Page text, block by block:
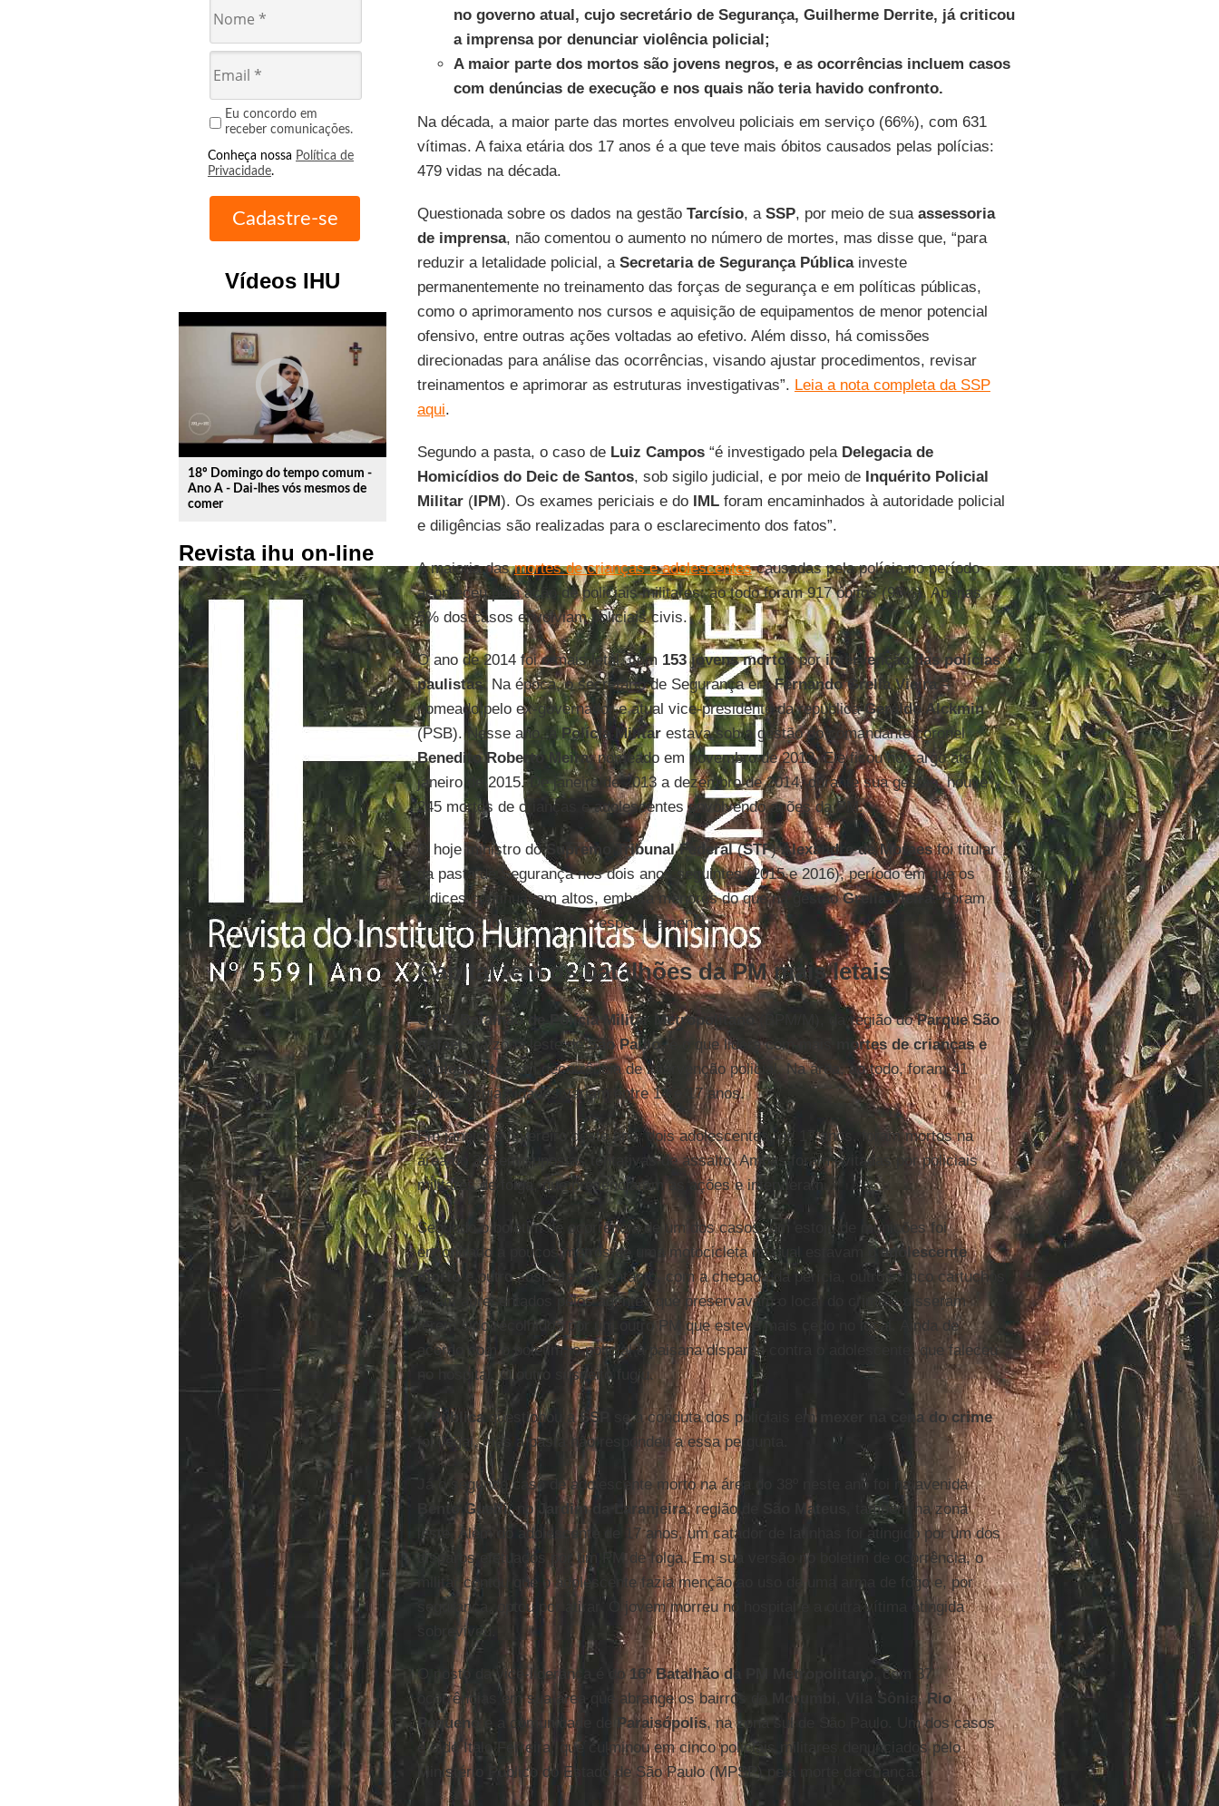
Eu concordo em
receber comunicações.
Conheça nossa Política de
Privacidade.
Vídeos IHU
play_circle_outline
18º Domingo do tempo comum -
Ano A - Dai-lhes vós mesmos de
comer
Revista ihu on-line
no governo atual, cujo secretário de Segurança, Guilherme Derrite, já criticou
a imprensa por denunciar violência policial;
A maior parte dos mortos são jovens negros, e as ocorrências incluem casos
com denúncias de execução e nos quais não teria havido confronto.
Na década, a maior parte das mortes envolveu policiais em serviço (66%), com 631
vítimas. A faixa etária dos 17 anos é a que teve mais óbitos causados pelas polícias:
479 vidas na década.
Questionada sobre os dados na gestão Tarcísio, a SSP, por meio de sua assessoria
de imprensa, não comentou o aumento no número de mortes, mas disse que, “para
reduzir a letalidade policial, a Secretaria de Segurança Públicainveste
permanentemente no treinamento das forças de segurança e em políticas públicas,
como o aprimoramento nos cursos e aquisição de equipamentos de menor potencial
ofensivo, entre outras ações voltadas ao efetivo. Além disso, há comissões
direcionadas para análise das ocorrências, visando ajustar procedimentos, revisar
treinamentos e aprimorar as estruturas investigativas”. Leia a nota completa da SSP
aqui.
Segundo a pasta, o caso de Luiz Campos“é investigado pela Delegacia de
Homicídios do Deic de Santos, sob sigilo judicial, e por meio de Inquérito Policial
Militar(IPM). Os exames periciais e do IMLforam encaminhados à autoridade policial
e diligências são realizadas para o esclarecimento dos fatos”.
A maioria dasmortes de crianças e adolescentescausadas pela polícia no período
aconteceu pela ação de policiais militares: ao todo foram 917 óbitos (95%). Apenas
5% dos casos envolviam policiais civis.
O ano de 2014 foi o mais letal, com 153 jovens mortosporintervenção das polícias
paulistas. Na época, o secretário de Segurança eraFernando Grella Vieira–
nomeado pelo ex-governador e atual vice-presidente da repúblicaGeraldo Alckmin
(PSB). Nesse ano, aPolícia Militarestava sob a gestão do comandante coronel
Benedito Roberto Meira, nomeado em novembro de 2012. Ele ficou no cargo até
janeiro de 2015. De janeiro de 2013 a dezembro de 2014, durante sua gestão, houve
245 mortes de crianças e adolescentes envolvendo ações da PM.
O hoje ministro doSupremo Tribunal Federal(STF)Alexandre de Moraesfoi titular
da pasta de Segurança nos dois anos seguintes (2015 e 2016), período em que os
índices continuavam altos, embora menores do que na gestãoGrella Vieira. Foram
137 e 128 jovens mortos, respectivamente.
Capital tem os batalhões da PM mais letais
O38º Batalhão de Polícia Militar Metropolitano (BPM/M), da região doParque São
Rafael, na zona leste deSão Paulo, é o que lidera com mais
mortes de crianças e
adolescentesem decorrência de intervenção policial. Na área, ao todo, foram 41
mortes, cujas idades variam entre 14 e 17 anos.
Em janeiro e fevereiro deste ano, dois adolescentes, de 17 anos, foram mortos na
área do 38º em supostas tentativas de assalto. Ambas foram evitadas por policiais
militares de folga, que presenciaram as ações e intervieram.
Segundo o boletim de ocorrência de um dos casos, um estojo de munições foi
encontrado a poucos metros de uma motocicleta na qual estavam oadolescente
mortoe outro suspeito. No entanto, com a chegada da perícia, outros cinco cartuchos
foram apresentados pelos agentes que preservavam o local do crime e disseram
terem sido recolhidos por um outro PM que esteve mais cedo no local. Ainda de
acordo com o boletim, o policial à paisana disparou contra o adolescente, que faleceu
no hospital. O outro suspeito fugiu.
APúblicaquestionou aSSP se a conduta dos policiais em
mexer na cena do crime
foi ilegal, mas a pasta não respondeu a essa pergunta.
Já o segundo caso de adolescente morto na área do 38º neste ano foi na avenida
Bento Guelfi, no Jardim da Laranjeira, região de São Mateus
, também na zona
leste. Além do adolescente de 17 anos, um catador de latinhas foi atingido por um dos
disparos efetuados por um PM de folga. Em sua versão no boletim de ocorrência, o
militar contou que o adolescente fazia menção ao uso de uma arma de fogo e, por
segurança, optou por atirar. O jovem morreu no hospital e a outra vítima atingida
sobreviveu.
O posto da vice-liderança é do16º Batalhão da PM Metropolitano
, com 37
ocorrências em sua área que abrange os bairros do
Morumbi Vila Sônia ,Rio
Pequeno
e a comunidade de Paraisópolis, na zona sul de São Paulo. Um dos casos
é o de Ítalo Ferreira, que culminou em cinco policiais militares denunciados pelo
Ministério Público do Estado de São Paulo (MPSP) pela morte da criança.